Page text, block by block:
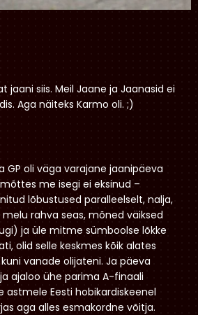
jaani siis. Meil Jaane ja Jaanasid ei
Aga näiteks Karmo oli. ;)
GP oli väga varajane jaanipäeva
me isegi ei eksinud –
lõbustused paralleelselt, nalja,
rahva seas, mõned väiksed
ja üle mitme sümboolse lõkke
olid selle keskmes kõik alates
vanade olijateni. Ja päeva
ajaloo ühe parima A-finaali
astmele Eesti hobikardiskeenel
aga alles esmakordne võitja.